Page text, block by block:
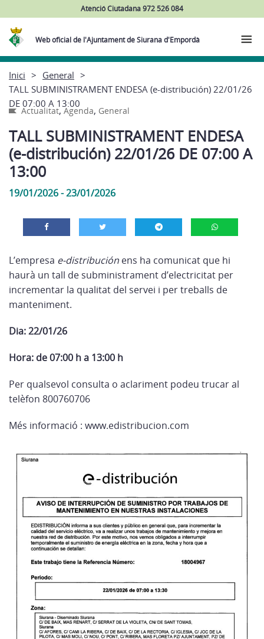
Atenció Ciutadana 972 526 084
Web oficial de l'Ajuntament de Siurana d'Empordà
Inici
General
TALL SUBMINISTRAMENT ENDESA (e-distribución) 22/01/26
DE 07:00 A 13:00
Actualitat,Agenda, General
TALL SUBMINISTRAMENT ENDESA
(e-distribución) 22/01/26 DE 07:00 A
13:00
19/01/2026 - 23/01/2026
L’empresa e-distribución ens ha comunicat que hi
haurà un tall de subministrament d’electricitat per
incrementar la qualitat del servei i per treballs de
manteniment.
Dia: 22/01/26
Hora: de 07:00 h a 13:00 h
Per qualsevol consulta o aclariment podeu trucar al
telèfon 800760706
Més informació : www.edistribucion.com